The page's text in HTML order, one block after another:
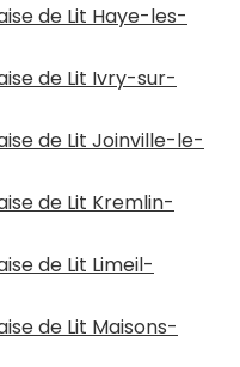
de Lit Haye-les-
de Lit Ivry-sur-
de Lit Joinville-le-
de Lit Kremlin-
de Lit Limeil-
de Lit Maisons-